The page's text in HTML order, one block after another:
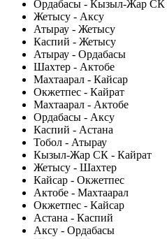
Ордабасы - Кызыл-Жар СК
Жетысу - Аксу
Атырау - Жетысу
Каспий - Жетысу
Атырау - Ордабасы
Шахтер - Актобе
Махтаарал - Кайсар
Окжетпес - Кайрат
Махтаарал - Актобе
Ордабасы - Аксу
Каспий - Астана
Тобол - Атырау
Кызыл-Жар СК - Кайрат
Жетысу - Шахтер
Кайсар - Окжетпес
Актобе - Махтаарал
Окжетпес - Кайсар
Астана - Каспий
Аксу - Ордабасы